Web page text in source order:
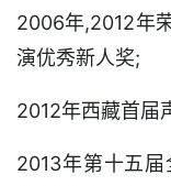
2006年,2012年
演优秀新人奖;
2012年西藏首届
2013年第十五